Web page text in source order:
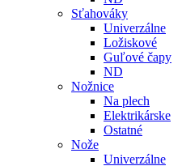
Sťahováky
Univerzálne
Ložiskové
Guľové čapy
ND
Nožnice
Na plech
Elektrikárske
Ostatné
Nože
Univerzálne